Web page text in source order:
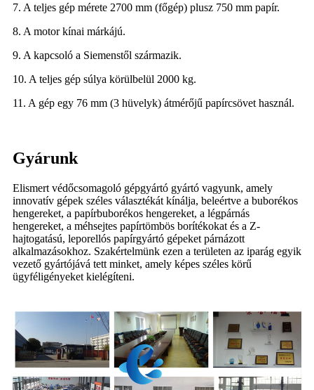
7. A teljes gép mérete 2700 mm (főgép) plusz 750 mm papír.
8. A motor kínai márkájú.
9. A kapcsoló a Siemenstől származik.
10. A teljes gép súlya körülbelül 2000 kg.
11. A gép egy 76 mm (3 hüvelyk) átmérőjű papírcsövet használ.
Gyárunk
Elismert védőcsomagoló gépgyártó gyártó vagyunk, amely
innovatív gépek széles választékát kínálja, beleértve a buborékos
hengereket, a papírbuborékos hengereket, a légpárnás
hengereket, a méhsejtes papírtömbös borítékokat és a Z-
hajtogatású, leporellós papírgyártó gépeket párnázott
alkalmazásokhoz. Szakértelmünk ezen a területen az iparág egyik
vezető gyártójává tett minket, amely képes széles körű
ügyféligényeket kielégíteni.